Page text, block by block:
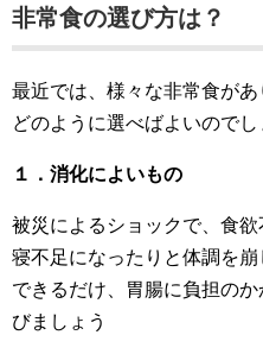
非常食の選び方は？
最近では、様々な非常食があ
どのように選べばよいのでし
１．消化によいもの
被災によるショックで、食欲
寝不足になったりと体調を崩
できるだけ、胃腸に負担の
びましょう